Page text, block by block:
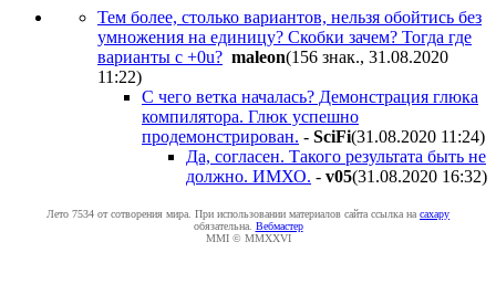
Тем более, столько вариантов, нельзя обойтись без
умножения на единицу? Скобки зачем? Тогда где
варианты с +0u? maleon(156 знак., 31.08.2020
11:22)
С чего ветка началась? Демонстрация глюка
компилятора. Глюк успешно
продемонстрирован. - SciFi(31.08.2020 11:24)
Да, согласен. Такого результата быть не
должно. ИМХО. - v05(31.08.2020 16:32)
Лето 7534 от сотворения мира. При использовании материалов сайта ссылка на caxapу
обязательна. Вебмастер
MMI © MMXXVI